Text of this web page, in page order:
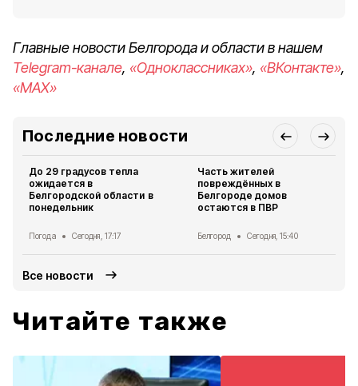
Главные новости Белгорода и области в нашем
Telegram-канале, «Одноклассниках», «ВКонтакте»,
«MAX»
Последние новости
До 29 градусов тепла
ожидается в
Белгородской области в
понедельник
Погода Сегодня, 17:17
Часть жителей
повреждённых в
Белгороде домов
остаются в ПВР
Белгород Сегодня, 15:40
Все новости
Читайте также